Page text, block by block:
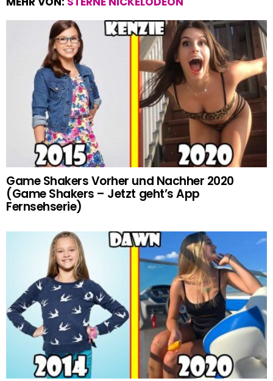
Game Shakers Vorher und Nachher 2020
(Game Shakers – Jetzt geht’s App
Fernsehserie)